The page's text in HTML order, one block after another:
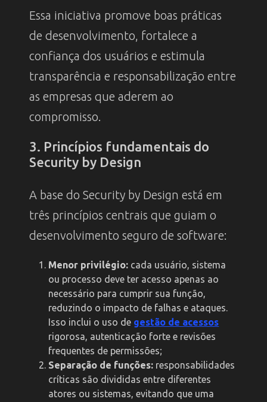
Essa iniciativa promove boas práticas
de desenvolvimento, fortalece a
confiança dos usuários e estimula
transparência e responsabilização entre
as empresas que aderem ao
compromisso.
3. Princípios fundamentais do
Security by Design
A base do Security by Design está em
três princípios centrais que guiam o
desenvolvimento seguro de software:
Menor privilégio: cada usuário, sistema
ou processo deve ter acesso apenas ao
necessário para cumprir sua função,
reduzindo o impacto de falhas e ataques.
Isso inclui o uso de gestão de acessos
rigorosa, autenticação forte e revisões
frequentes de permissões;
Separação de funções: responsabilidades
críticas são divididas entre diferentes
atores ou sistemas, evitando que uma